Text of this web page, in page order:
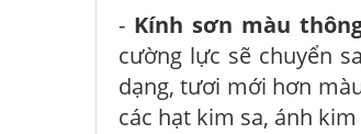
- Kính sơn màu
cường lực sẽ chuyển
dạng, tươi mới hơn
các hạt kim sa, ánh